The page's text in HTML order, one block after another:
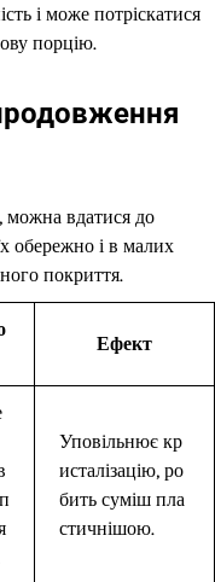
і може потріскатися
порцію.
можна вдатися до
обережно і в малих
покриття.
Ефект
Уповільнює кр
исталізацію, ро
бить суміш пла
стичнішою.